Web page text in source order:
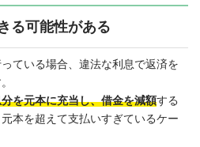
る可能性がある
ている場合、違法な利息で返済を
を元本に充当し、借金を減額する
本を超えて支払いすぎているケー